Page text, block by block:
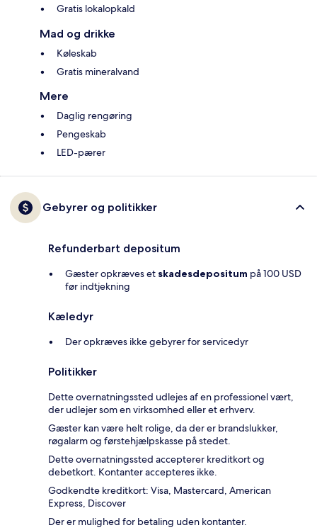
Gratis lokalopkald
Mad og drikke
Køleskab
Gratis mineralvand
Mere
Daglig rengøring
Pengeskab
LED-pærer
Gebyrer og politikker
Refunderbart depositum
Gæster opkræves et skadesdepositum på 100 USD
før indtjekning
Kæledyr
Der opkræves ikke gebyrer for servicedyr
Politikker
Dette overnatningssted udlejes af en professionel vært,
der udlejer som en virksomhed eller et erhverv.
Gæster kan være helt rolige, da der er brandslukker,
røgalarm og førstehjælpskasse på stedet.
Dette overnatningssted accepterer kreditkort og
debetkort. Kontanter accepteres ikke.
Godkendte kreditkort: Visa, Mastercard, American
Express, Discover
Der er mulighed for betaling uden kontanter.